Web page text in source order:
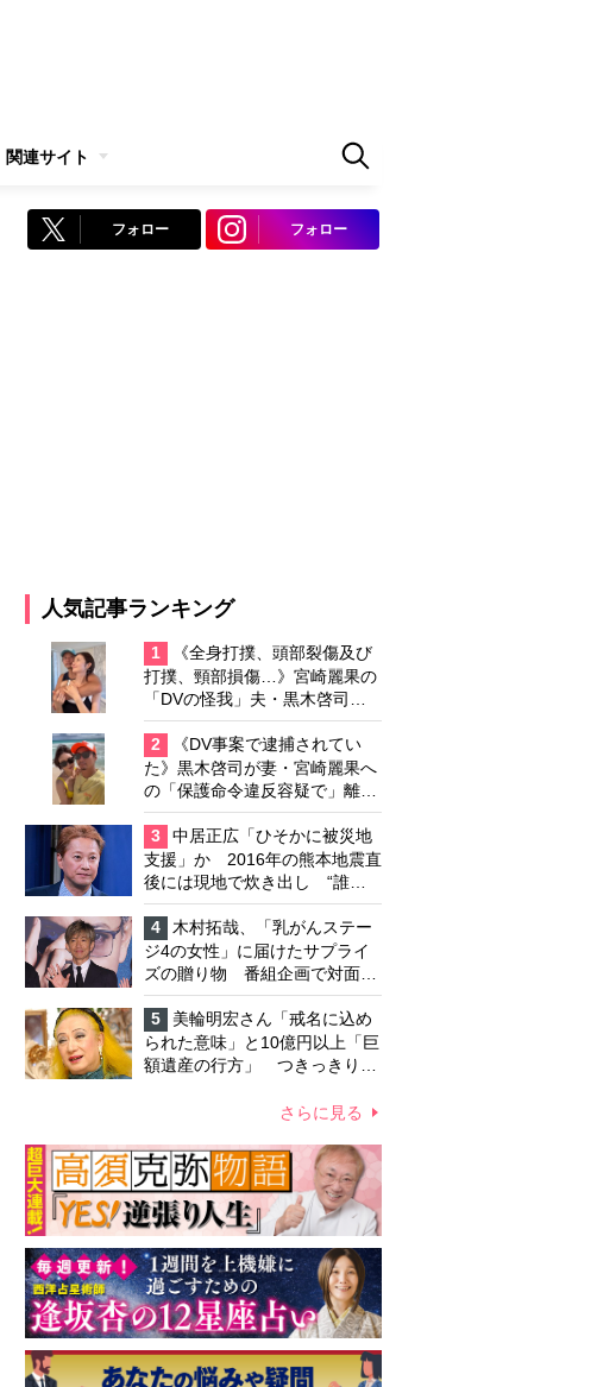
関連サイト
フォロー フォロー
人気記事ランキング
1
《全身打撲、頭部裂傷及び
打撲、頸部損傷…》宮崎麗果の
「DVの怪我」夫・黒木啓司の
逮捕で始まる「夫婦の闘争」
2
《DV事案で逮捕されてい
た》黒木啓司が妻・宮崎麗果へ
の「保護命令違反容疑で」離婚
協議は「第二ステージ」へ
3
中居正広「ひそかに被災地
支援」か 2016年の熊本地震直
後には現地で炊き出し “誰に
も知られなくて良い”と、むし
ろ強まる福祉活動への思い
4
木村拓哉、「乳がんステー
ジ4の女性」に届けたサプライ
ズの贈り物 番組企画で対面し
たファンが、夢と希望を与える
心遣いに「うれしくて号泣しま
した」
5
美輪明宏さん「戒名に込め
られた意味」と10億円以上「巨
額遺産の行方」 つきっきりで
さらに見る